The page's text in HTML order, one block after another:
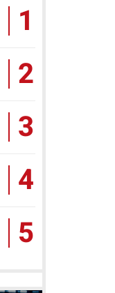
1
2
3
4
5